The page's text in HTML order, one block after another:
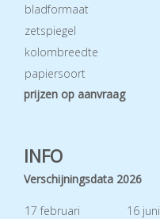
bladformaat
zetspiegel
kolombreedte
papiersoort
prijzen op aanvraag
INFO
Verschijningsdata 2026
17 februari 16 juni